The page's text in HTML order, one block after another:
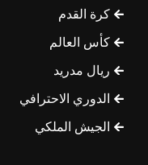
كرة القدم
كأس العالم
ريال مدريد
الدوري الاحترافي
الجيش الملكي